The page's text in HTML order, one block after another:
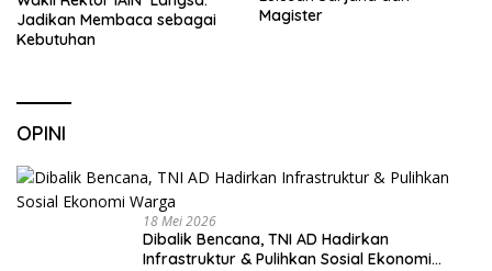
Jadikan Membaca sebagai
Kebutuhan
Magister
OPINI
18 Mei 2026
Dibalik Bencana, TNI AD Hadirkan
Infrastruktur & Pulihkan Sosial Ekonomi